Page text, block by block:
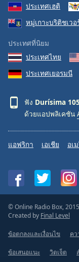
ประเทศเฮติ
หมู่เกาะบริติชเวอ
ประเทศที่นิยม
ประเทศไทย
ประเทศเยอรมนี
ฟัง Durísima
ด้วยแอปพลิเคชัน
แอฟริกา เอเชีย อเ
© Online Radio Box,
Created by Final Level
ข้อตกลงและเงื่อนไข คว
ข้อเสนอแนะ วิดเจ็ต